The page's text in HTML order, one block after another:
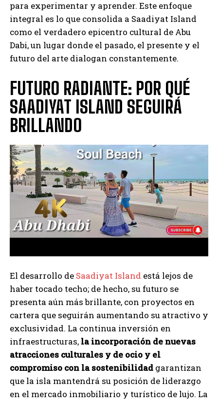
para experimentar y aprender. Este enfoque
integral es lo que consolida a Saadiyat Island
como el verdadero epicentro cultural de Abu
Dabi, un lugar donde el pasado, el presente y el
futuro del arte dialogan constantemente.
FUTURO RADIANTE: POR QUÉ
SAADIYAT ISLAND SEGUIRÁ
BRILLANDO
El desarrollo de Saadiyat Island está lejos de
haber tocado techo; de hecho, su futuro se
presenta aún más brillante, con proyectos en
cartera que seguirán aumentando su atractivo y
exclusividad. La continua inversión en
infraestructuras, la incorporación de nuevas
atracciones culturales y de ocio y el
compromiso con la sostenibilidad garantizan
que la isla mantendrá su posición de liderazgo
en el mercado inmobiliario y turístico de lujo. La